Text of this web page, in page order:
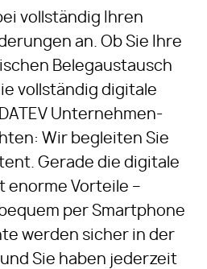
vollständig Ihren
an. Ob Sie Ihre
Belegaustausch
vollständig digitale
Unternehmen-
Wir begleiten Sie
Gerade die digitale
enorme Vorteile –
per Smartphone
werden sicher in der
Sie haben jederzeit